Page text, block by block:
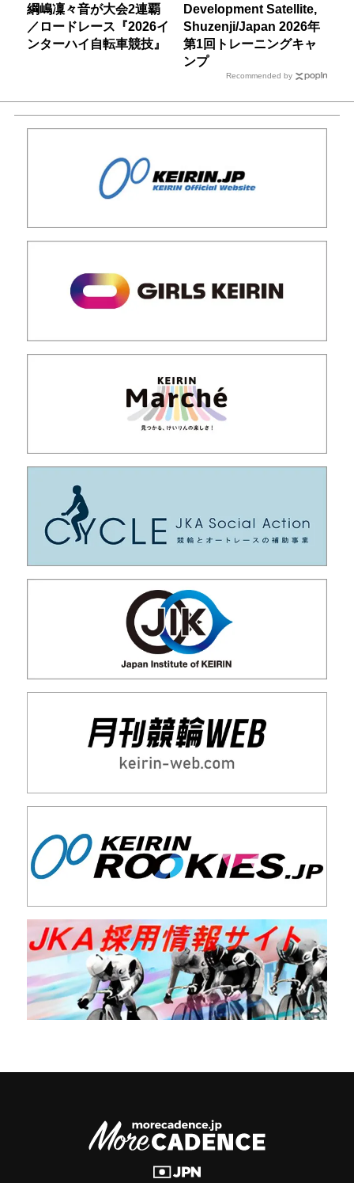
綱嶋凜々音が大会2連覇
／ロードレース『2026イ
ンターハイ自転車競技』
Development Satellite,
Shuzenji/Japan 2026年
第1回トレーニングキャ
ンプ
Recommended by